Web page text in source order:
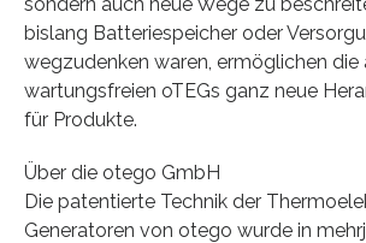
bislang Batteriespeicher oder
wegzudenken waren, ermöglichen die
wartungsfreien oTEGs ganz neue
für Produkte.
Über die otego GmbH
Die patentierte Technik der
Generatoren von otego wurde in